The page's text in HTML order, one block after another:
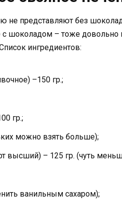
представляют без
шоколадом – тоже довольно
ингредиентов:
–150 гр.;
гр.;
можно взять больше);
высший) – 125 гр. (чуть
ванильным сахаром);